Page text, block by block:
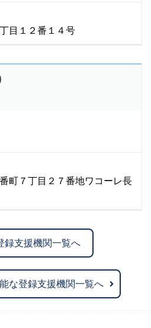
目１２番１４号
町７丁目２７番地ワコーレ長
録支援機関一覧へ
な登録支援機関一覧へ